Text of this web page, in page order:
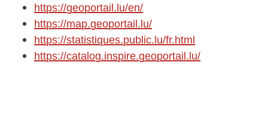
https://geoportail.lu/en/
https://map.geoportail.lu/
https://statistiques.public.lu/fr.html
https://catalog.inspire.geoportail.lu/